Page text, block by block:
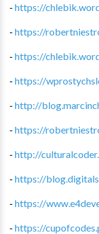
- https://
- https://
- https://
- https://
- http://
- https://
- http://
- https://
- https://
- https://